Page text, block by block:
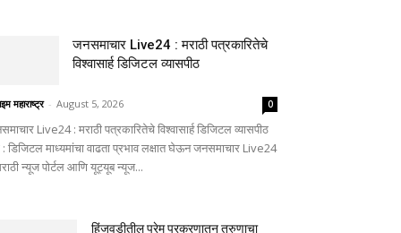
जनसमाचार Live24 : मराठी पत्रकारितेचे
विश्वासार्ह डिजिटल व्यासपीठ
महाराष्ट्र - August 5, 2026 0
Live24 : मराठी पत्रकारितेचे विश्वासार्ह डिजिटल व्यासपीठ
डिजिटल माध्यमांचा वाढता प्रभाव लक्षात घेऊन जनसमाचार Live24
न्यूज पोर्टल आणि यूट्यूब न्यूज...
हिंजवडीतील प्रेम प्रकरणातून तरुणाचा